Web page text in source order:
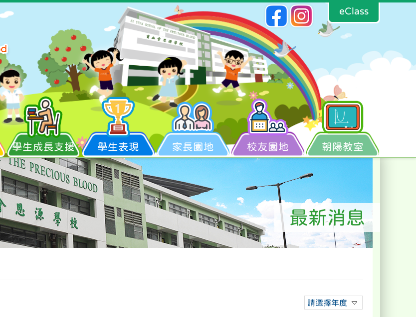
eClass
學生成長支援 學生表現 家長園地 校友園地 朝陽教室
最新消息
請選擇年度